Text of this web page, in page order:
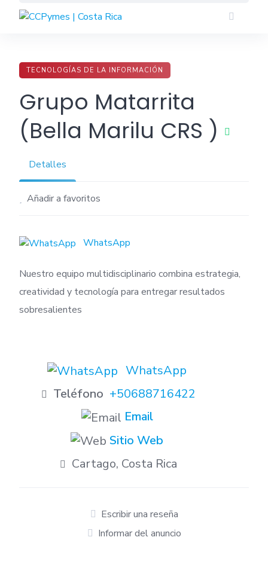
TECNOLOGÍAS DE LA INFORMACIÓN
Grupo Matarrita
(Bella Marilu CRS )
Detalles
Añadir a favoritos
WhatsApp
Nuestro equipo multidisciplinario combina estrategia,
creatividad y tecnología para entregar resultados
sobresalientes
WhatsApp
Teléfono +50688716422
Email
Sitio Web
Cartago, Costa Rica
Escribir una reseña
Informar del anuncio